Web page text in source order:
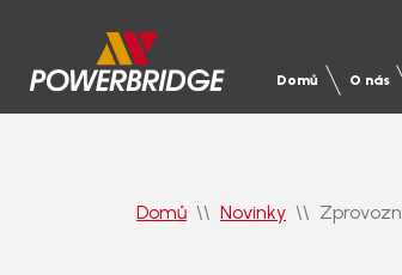
Domů O nás
Domů Novinky